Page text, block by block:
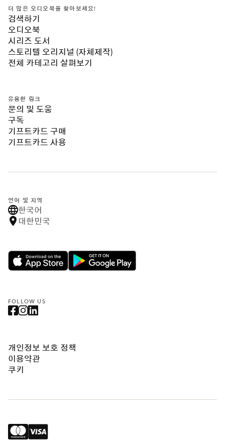
더 많은 오디오북을 찾아보세요!
검색하기
오디오북
시리즈 도서
스토리텔 오리지널 (자체제작)
전체 카테고리 살펴보기
유용한 링크
문의 및 도움
구독
기프트카드 구매
기프트카드 사용
언어 및 지역
한국어
대한민국
FOLLOW US
개인정보 보호 정책
이용약관
쿠키